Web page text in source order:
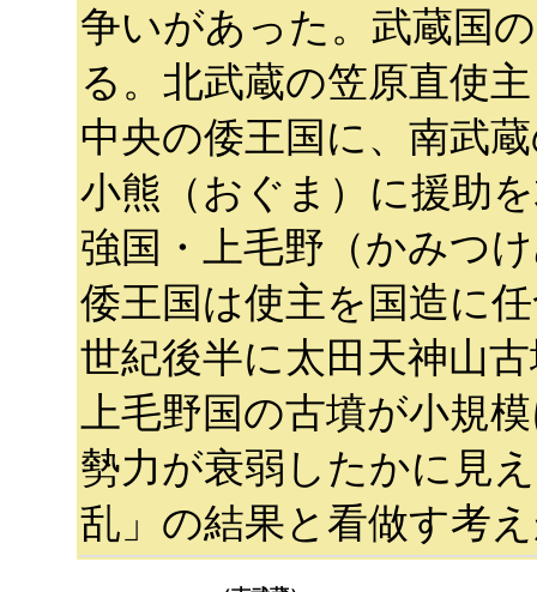
争いがあった。武蔵国
る。北武蔵の笠原直使
中央の倭王国に、南武
小熊（おぐま）に援助
強国・上毛野（かみつ
倭王国は使主を国造に
世紀後半に太田天神山
上毛野国の古墳が小規
勢力が衰弱したかに見
乱」の結果と看做す考